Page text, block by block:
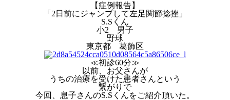
【症例報告】
「2日前にジャンプして左足関節捻挫」
S.Sくん
小2 男子
野球
東京都 葛飾区
≪初診60分≫
以前、お父さんが
うちの治療を受けた患者さんという
繋がりで
今回、息子さんのS.Sくんをご紹介頂いた。